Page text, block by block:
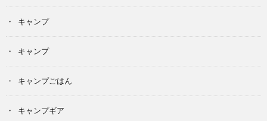
キャンプ
キャンプ
キャンプごはん
キャンプギア